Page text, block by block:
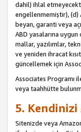
dahil) ihlal
engellenmemiştir), (d)
beyan, garanti veya
ABD yasalarına
mallar, yazılımlar,
ve yeniden ihracat
güncellemek için
Associates Programı
veya taahhütte
5. Kendinizi
Sitenizde veya